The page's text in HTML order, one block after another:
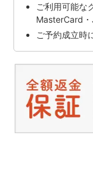
ご利用可能な
MasterCard・
ご予約成立時